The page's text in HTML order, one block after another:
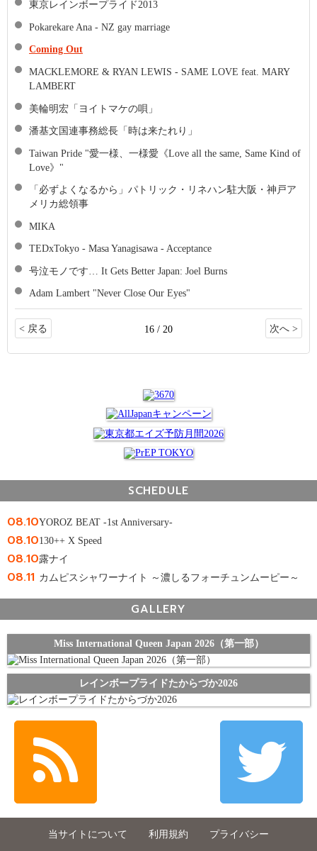
東京レインボープライド2013
Pokarekare Ana - NZ gay marriage
Coming Out
MACKLEMORE & RYAN LEWIS - SAME LOVE feat. MARY
LAMBERT
美輪明宏「ヨイトマケの唄」
潘基文国連事務総長「時は来たれり」
Taiwan Pride "愛一様、一様愛《Love all the same, Same Kind of
Love》"
「必ずよくなるから」パトリック・リネハン駐大阪・神戸ア
メリカ総領事
MIKA
TEDxTokyo - Masa Yanagisawa - Acceptance
号泣モノです… It Gets Better Japan: Joel Burns
Adam Lambert "Never Close Our Eyes"
< 戻る 16 / 20 次へ >
SCHEDULE
08.10YOROZ BEAT -1st Anniversary-
08.10130++ X Speed
08.10露ナイ
08.11 カムピスシャワーナイト ～濃しるフォーチュンムーピー～
GALLERY
Miss International Queen Japan 2026（第一部）
レインボープライドたからづか2026
当サイトについて 利用規約 プライバシー